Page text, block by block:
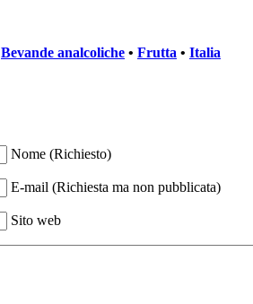
Bevande analcoliche • Frutta • Italia
Nome (Richiesto)
E-mail (Richiesta ma non pubblicata)
Sito web